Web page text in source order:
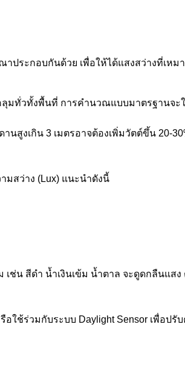
ประกอบกันด้วย เพื่อให้ได้แสงสว่างที่เหม
ทั่วทั้งพื้นที่ การคำนวณแบบมาตรฐานจะใ
นสูงเกิน 3 เมตรอาจต้องเพิ่มวัตต์ขึ้น 20-
มสว่าง (Lux) แนะนำดังนี้
สีดำ น้ำเงินเข้ม น้ำตาล จะดูดกลืนแสง
ช้ร่วมกับระบบ Daylight Sensor เพื่อป